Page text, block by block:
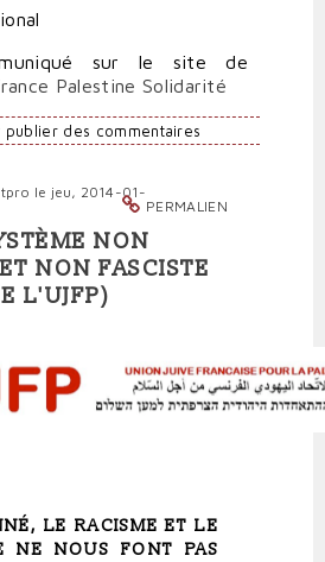
sur le site de
Palestine Solidarité
des commentaires
PERMALIEN
le jeu, 2014-01-
NON
NON FASCISTE
L'UJFP)
LE RACISME ET LE
NE NOUS FONT PAS